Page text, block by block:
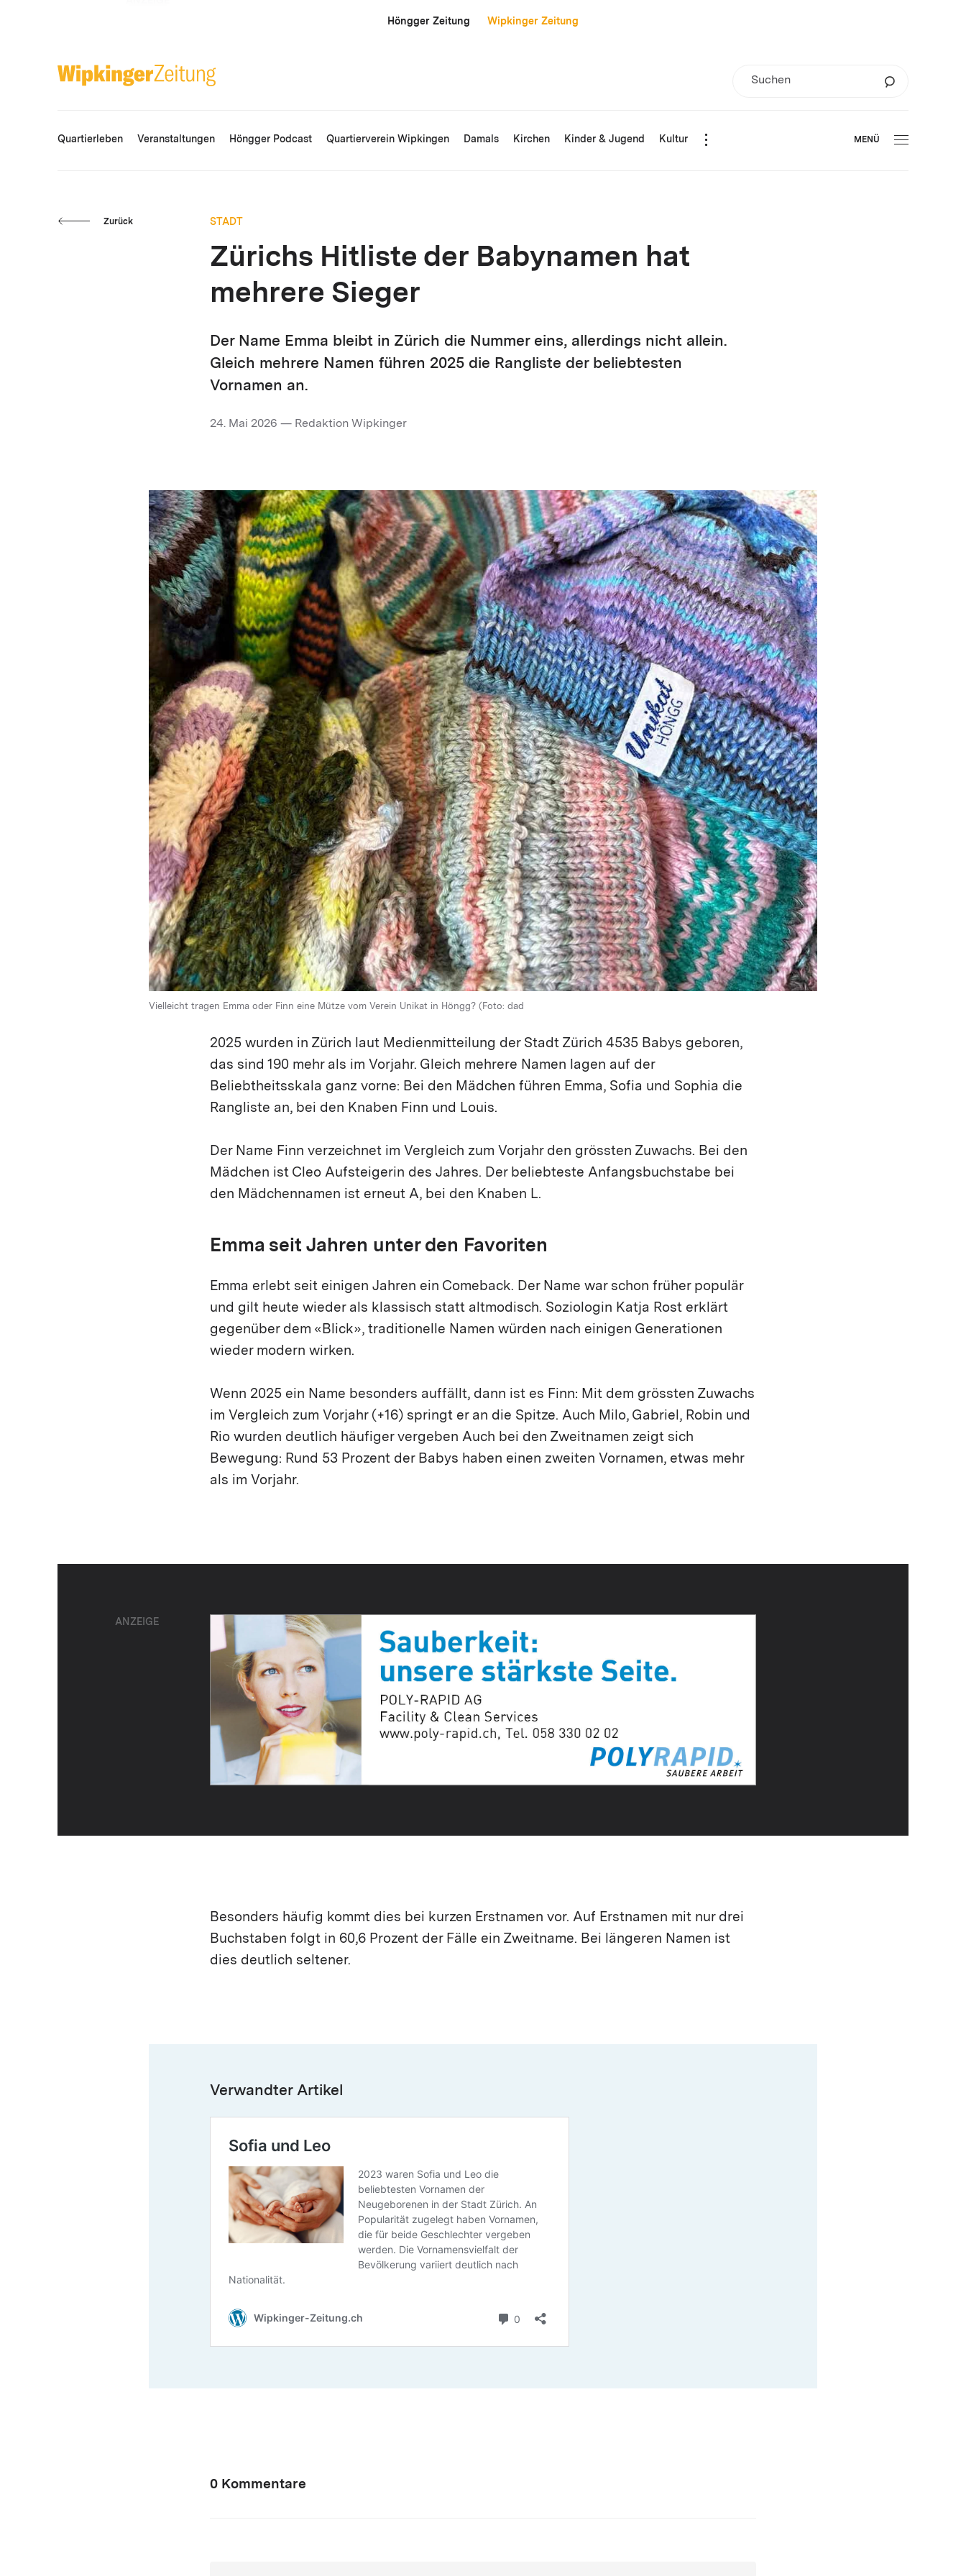
Höngger Zeitung Wipkinger Zeitung
Quartierleben Veranstaltungen Höngger Podcast Quartierverein Wipkingen Damals Kirchen Kinder & Jugend Kultur MENÜ
Zurück STADT
Zürichs Hitliste der Babynamen hat
mehrere Sieger
Der Name Emma bleibt in Zürich die Nummer eins, allerdings nicht allein.
Gleich mehrere Namen führen 2025 die Rangliste der beliebtesten
Vornamen an.
24. Mai 2026 — Redaktion Wipkinger
Vielleicht tragen Emma oder Finn eine Mütze vom Verein Unikat in Höngg? (Foto: dad
2025 wurden in Zürich laut Medienmitteilung der Stadt Zürich 4535 Babys geboren,
das sind 190 mehr als im Vorjahr. Gleich mehrere Namen lagen auf der
Beliebtheitsskala ganz vorne: Bei den Mädchen führen Emma, Sofia und Sophia die
Rangliste an, bei den Knaben Finn und Louis.
Der Name Finn verzeichnet im Vergleich zum Vorjahr den grössten Zuwachs. Bei den
Mädchen ist Cleo Aufsteigerin des Jahres. Der beliebteste Anfangsbuchstabe bei
den Mädchennamen ist erneut A, bei den Knaben L.
Emma seit Jahren unter den Favoriten
Emma erlebt seit einigen Jahren ein Comeback. Der Name war schon früher populär
und gilt heute wieder als klassisch statt altmodisch. Soziologin Katja Rost erklärt
gegenüber dem «Blick», traditionelle Namen würden nach einigen Generationen
wieder modern wirken.
Wenn 2025 ein Name besonders auffällt, dann ist es Finn: Mit dem grössten Zuwachs
im Vergleich zum Vorjahr (+16) springt er an die Spitze. Auch Milo, Gabriel, Robin und
Rio wurden deutlich häufiger vergeben Auch bei den Zweitnamen zeigt sich
Bewegung: Rund 53 Prozent der Babys haben einen zweiten Vornamen, etwas mehr
als im Vorjahr.
ANZEIGE
Besonders häufig kommt dies bei kurzen Erstnamen vor. Auf Erstnamen mit nur drei
Buchstaben folgt in 60,6 Prozent der Fälle ein Zweitname. Bei längeren Namen ist
dies deutlich seltener.
Verwandter Artikel
0 Kommentare